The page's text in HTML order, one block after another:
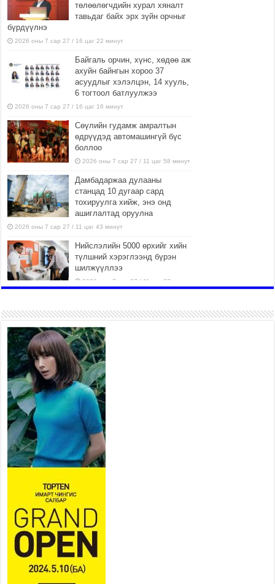
төлөөлөгчдийн хурал хяналт
тавьдаг байх эрх зүйн орчныг
бүрдүүлнэ
2026 оны 7 сар 27 / 16 цаг 22 минут
Байгаль орчин, хүнс, хөдөө аж
ахуйн байнгын хороо 37
асуудлыг хэлэлцэн, 14 хууль,
6 тогтоол батлуулжээ
2026 оны 7 сар 27 / 16 цаг 16 минут
Сөүлийн гудамж амралтын
өдрүүдэд автомашингүй бүс
боллоо
2026 оны 7 сар 27 / 11 цаг 58 минут
Дамбадаржаа дулааны
станцад 10 дугаар сард
тохируулга хийж, энэ онд
ашиглалтад оруулна
2026 оны 7 сар 27 / 11 цаг 43 минут
Нийслэлийн 5000 өрхийг хийн
түлшний хэрэглээнд бүрэн
шилжүүллээ
2026 оны 7 сар 27 / 11 цаг 37 минут
уулзварын авто замын урд
хугацаанд хэсэгчлэн
хязгаарлана
2026 оны 7 сар 27 / 10 цаг 10 минут
Таван шарын төмөр замын
доогуурх нүхэн гарцын ажлын
явц 96 хувьтай үргэлжилж
байна
2026 оны 7 сар 27 / 10 цаг 04 минут
Нийслэлийн харьяа амаржих
газруудыг “Эх, хүүхдийн төв”
болгон өргөтгөнө
ТӨВ АЙМАГТ ӨВЛИЙН БЭЛТГЭЛ АЖИЛ 80
ХУВЬТАЙ ҮРГЭЛЖИЛЖ БАЙНА
2026 оны 7 сар 27 / 9 цаг 51 минут
“Хөдөө аж ахуй, хөдөөгийн хөгжил төслийн 2
дахь шат” төслийн хүрээнд 4 банктай
дамжуулан зээлдүүлэх гэрээ байгууллаа
2026 оны 7 сар 27 / 9 цаг 40 минут